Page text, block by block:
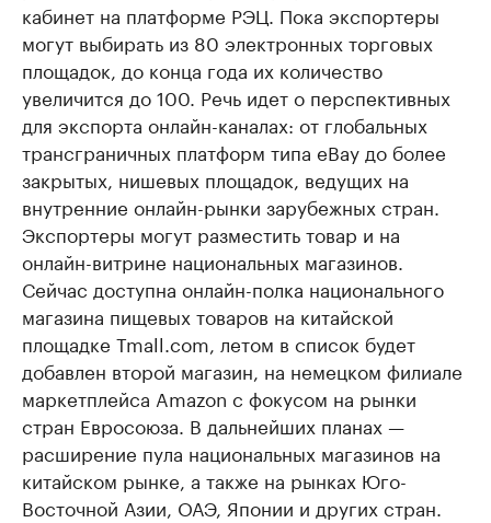
кабинет на платформе РЭЦ. Пока экспортеры
могут выбирать из 80 электронных торговых
площадок, до конца года их количество
увеличится до 100. Речь идет о перспективных
для экспорта онлайн-каналах: от глобальных
трансграничных платформ типа eBay до более
закрытых, нишевых площадок, ведущих на
внутренние онлайн-рынки зарубежных стран.
Экспортеры могут разместить товар и на
онлайн-витрине национальных магазинов.
Сейчас доступна онлайн-полка национального
магазина пищевых товаров на китайской
площадке Tmall.com, летом в список будет
добавлен второй магазин, на немецком филиале
маркетплейса Amazon с фокусом на рынки
стран Евросоюза. В дальнейших планах —
расширение пула национальных магазинов на
китайском рынке, а также на рынках Юго-
Восточной Азии, ОАЭ, Японии и других стран.